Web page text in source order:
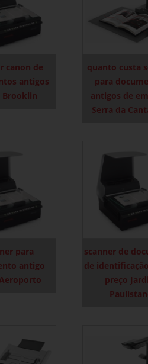
canon de
antigos
Brooklin
quanto custa
para
antigos de
Serra da
para
antigo
scanner de
de
preço